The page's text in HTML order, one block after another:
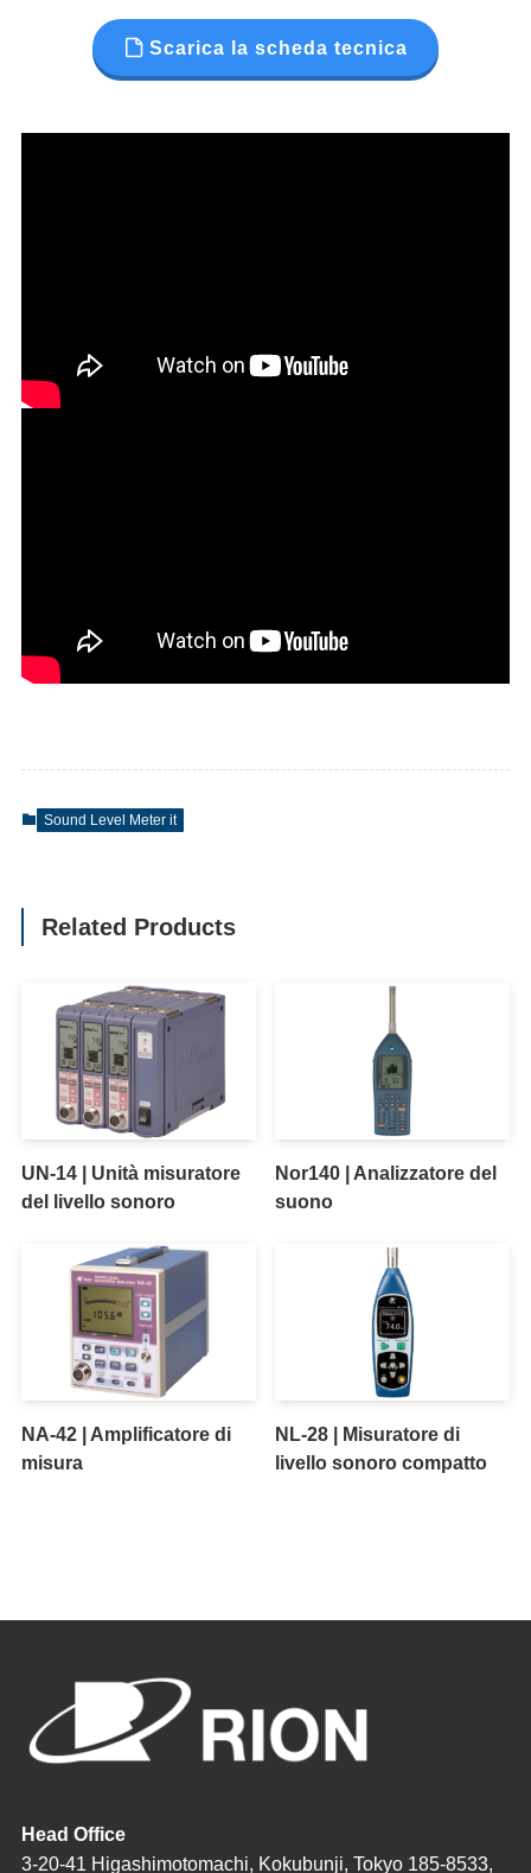
Scarica la scheda tecnica
Sound Level Meter it
Related Products
UN-14 | Unità misuratore
del livello sonoro
Nor140 | Analizzatore del
suono
NA-42 | Amplificatore di
misura
NL-28 | Misuratore di
livello sonoro compatto
Head Office
3-20-41 Higashimotomachi, Kokubunji, Tokyo 185-8533,